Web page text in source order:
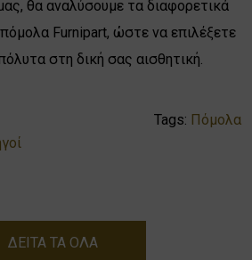
θα αναλύσουμε τα διαφορετικά
Furnipart, ώστε να επιλέξετε
στη δική σας αισθητική.
Tags: Πόμολα
ΔΕΙΤΑ ΤΑ ΟΛΑ